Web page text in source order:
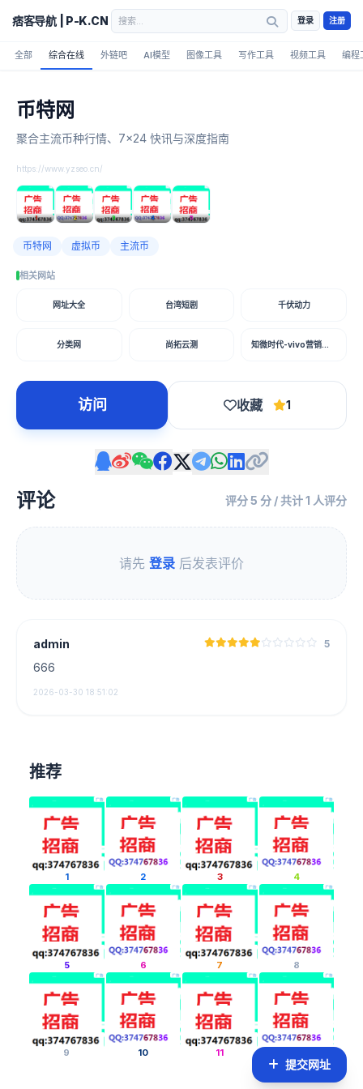
痞客导航 | P-K.CN 登录 注册
全部 综合在线 外链吧 AI模型 图像工具 写作工具 视频工具 编程
提交网址
币特网
聚合主流币种行情、7×24 快讯与深度指南
https://www.yzseo.cn/
1 2 3 4 5
币特网 虚拟币 主流币
相关网站
网址大全 台湾短剧 千伏动力
分类网 尚拓云测 知微时代-vivo营销平台开户
访问 收藏 1
评论 评分 5 分 / 共计 1 人评分
请先 登录 后发表评价
admin 5
666
2026-03-30 18:51:02
推荐
1 2 3 4
5 6 7 8
9 10 11